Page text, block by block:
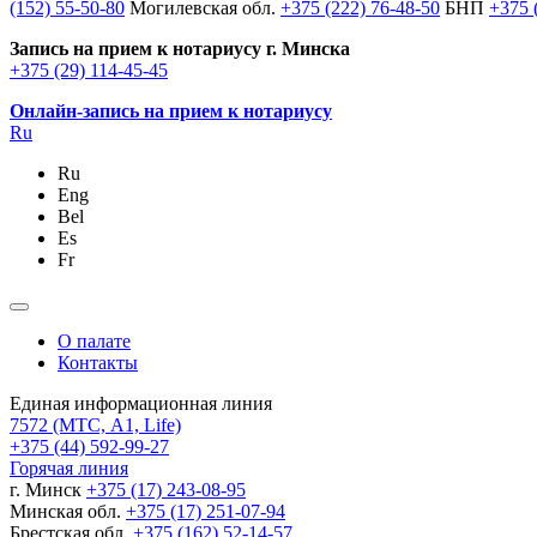
(152) 55-50-80 Могилевская обл. +375 (222) 76-48-50 БНП +375
Запись на прием к нотариусу г. Минска
+375 (29) 114-45-45
Онлайн-запись на прием к нотариусу
Ru
Ru
Eng
Bel
Es
Fr
О палате
Контакты
Единая информационная линия
7572 (МТС, A1, Life)
+375 (44) 592-99-27
Горячая линия
г. Минск +375 (17) 243-08-95
Минская обл. +375 (17) 251-07-94
Брестская обл. +375 (162) 52-14-57